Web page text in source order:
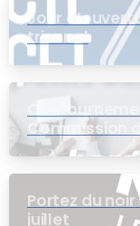
Jour
triennal
Commission
pour le
Portez du noir
juillet